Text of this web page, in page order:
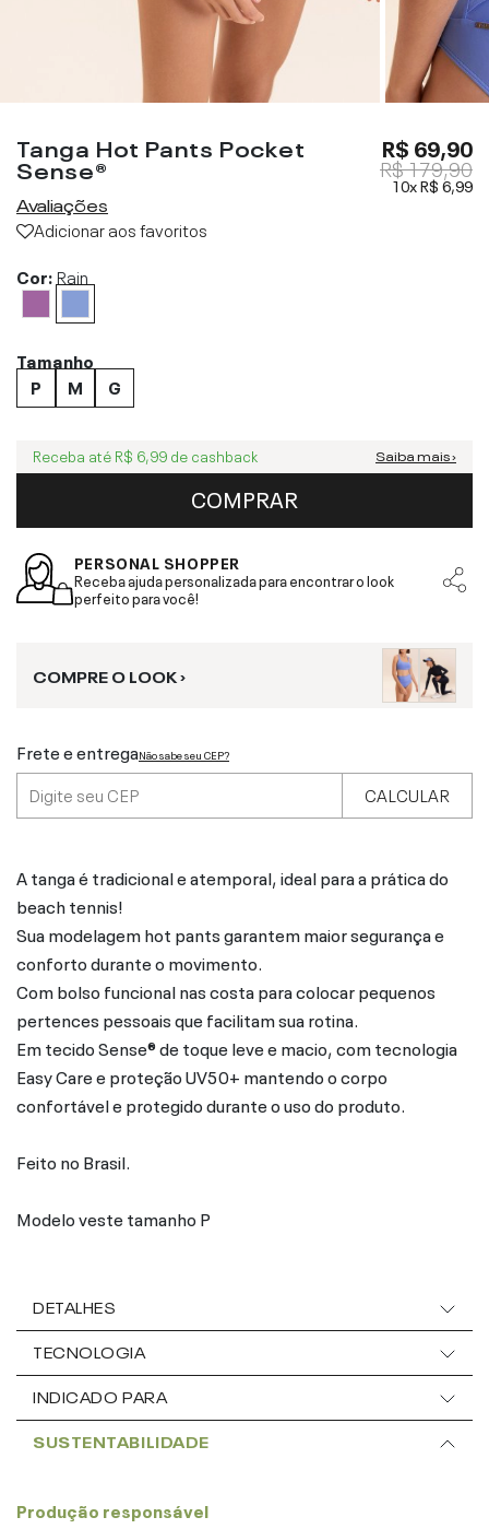
Tanga Hot Pants Pocket
Sense®
Avaliações
Adicionar aos favoritos
R$ 69,90
R$ 179,90
10xR$ 6,99
Cor:Rain
Tamanho
P
M G
Receba até R$ 6,99 de cashback Saiba mais ›
COMPRAR
PERSONAL SHOPPER
Receba ajuda personalizada para encontrar o look
perfeito para você!
COMPRE O LOOK ›
Frete e entregaNão sabe seu CEP?
CALCULAR
A tanga é tradicional e atemporal, ideal para a prática do
beach tennis!
Sua modelagem hot pants garantem maior segurança e
conforto durante o movimento.
Com bolso funcional nas costa para colocar pequenos
pertences pessoais que facilitam sua rotina.
Em tecido Sense® de toque leve e macio, com tecnologia
Easy Care e proteção UV50+ mantendo o corpo
confortável e protegido durante o uso do produto.
Feito no Brasil.
Modelo veste tamanho P
DETALHES
TECNOLOGIA
INDICADO PARA
SUSTENTABILIDADE
Produção responsável